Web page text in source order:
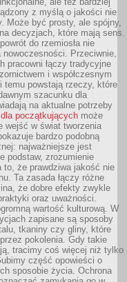
z myślą o jakości nie
Może być prosty, ale spójny,
decyzjach, które mają sens.
do rzemiosła nie
nowoczesności. Przeciwnie,
pracowni łączy tradycyjne
i współczesnym
powstają rzeczy, które
szacunku dla
na aktualne potrzeby
dla początkujących może
wejść w świat tworzenia
bardzo podobną
najważniejsze jest
podstaw, zrozumienie
to, że prawdziwa jakość nie
Ta zasada łączy różne
że dobre efekty zwykle
oraz uważności.
wartość kulturową. W
zapisane są sposoby
tkaniny czy gliny, które
pokolenia. Gdy takie
tracimy coś więcej niż tylko
część opowieści o
sposobie życia. Ochrona